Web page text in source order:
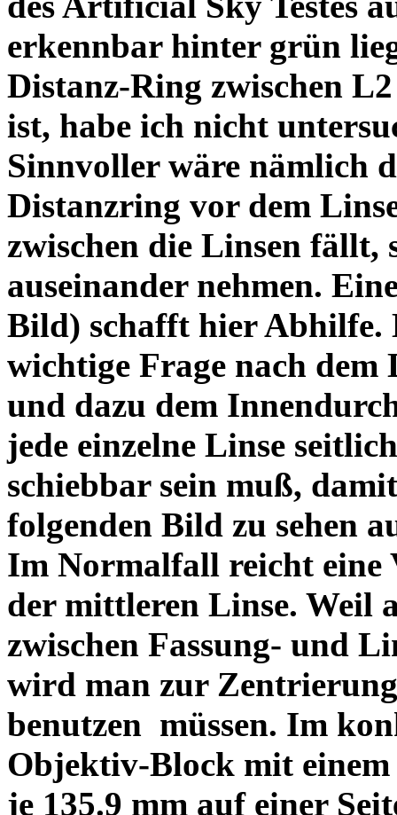
erkennbar hinter grün
Distanz-Ring zwischen
ist, habe ich nicht
Sinnvoller wäre nämlich
Distanzring vor dem
zwischen die Linsen fällt,
auseinander nehmen.
Bild) schafft hier Abhilfe.
wichtige Frage nach dem
und dazu dem
jede einzelne Linse
schiebbar sein muß,
folgenden Bild zu sehen
Im Normalfall reicht eine
der mittleren Linse. Weil
zwischen Fassung- und
wird man zur
benutzen müssen. Im
Objektiv-Block mit einem
je 135.9 mm auf einer